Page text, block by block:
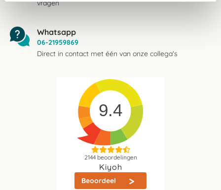
vragen
Whatsapp
06-21959869
Direct in contact met één van onze collega's
9.4
2144beoordelingen
Kiyoh
Beoordeel